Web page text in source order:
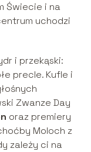
Świecie i na
uchodzi
i przekąski:
precle. Kufle i
Zwanze Day
oraz premiery
Moloch z
zależy ci na